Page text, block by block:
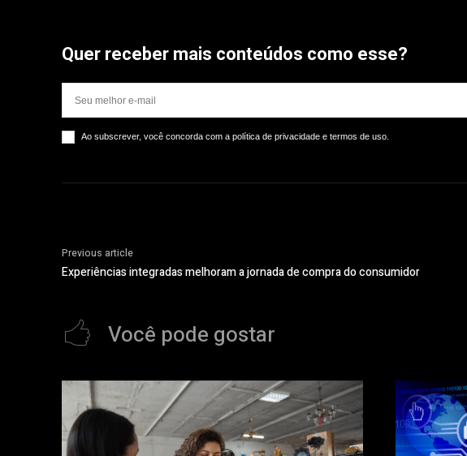
Quer receber mais conteúdos como esse?
Ao subscrever, você concorda com a política de privacidade e termos de uso.
Previous article
Experiências integradas melhoram a jornada de compra do consumidor
Você pode gostar